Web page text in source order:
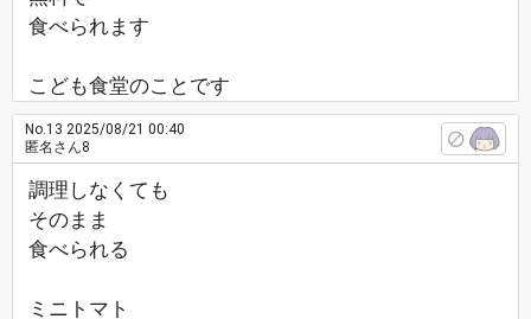
食べられます
こども食堂のことです
No.13 2025/08/21 00:40
匿名さん8
調理しなくても
そのまま
食べられる
ミニトマト